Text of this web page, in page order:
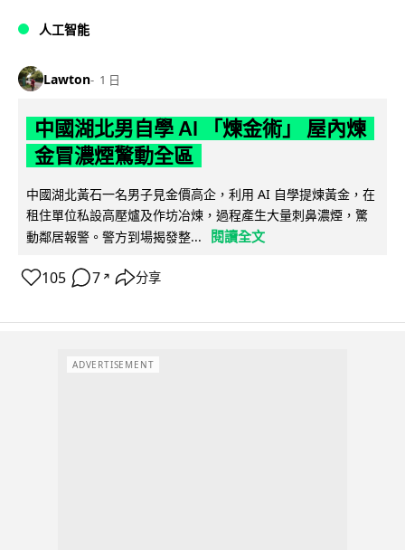
人工智能
Lawton 1 日
中國湖北男自學 AI 「煉金術」 屋內煉
金冒濃煙驚動全區
中國湖北黃石一名男子見金價高企，利用 AI 自學提煉黃金，在
租住單位私設高壓爐及作坊冶煉，過程產生大量刺鼻濃煙，驚
動鄰居報警。警方到場揭發整...
閱讀全文
105 7 ↗ 分享
ADVERTISEMENT